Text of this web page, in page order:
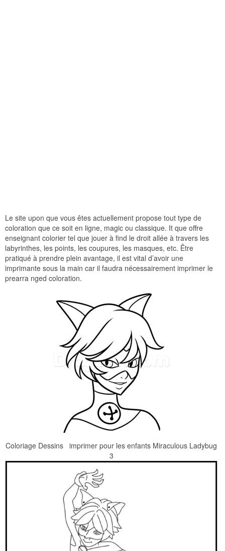
Le site upon que vous êtes actuellement propose tout type de
coloration que ce soit en ligne, magic ou classique. It que offre
enseignant colorier tel que jouer à find le droit allée à travers les
labyrinthes, les points, les coupures, les masques, etc. Être
pratiqué à prendre plein avantage, il est vital d’avoir une
imprimante sous la main car il faudra nécessairement imprimer le
prearra nged coloration.
Coloriage Dessins imprimer pour les enfants Miraculous Ladybug
3